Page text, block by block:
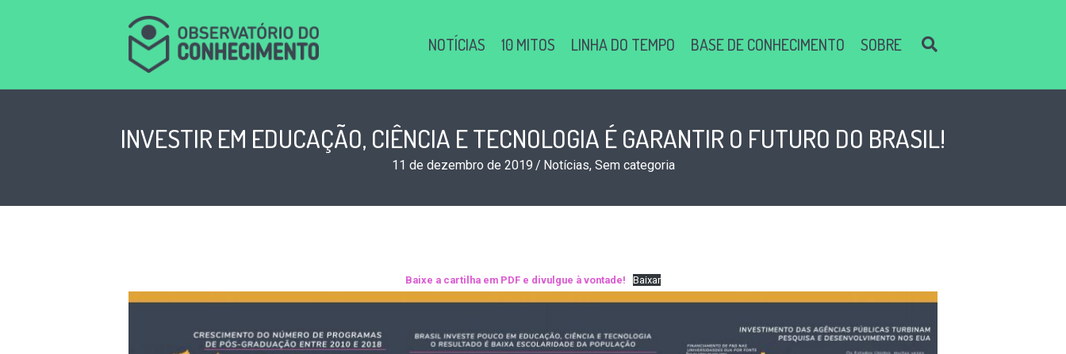
NOTÍCIAS 10 MITOS LINHA DO TEMPO BASE DE CONHECIMENTO SOBRE
INVESTIR EM EDUCAÇÃO, CIÊNCIA E TECNOLOGIA É GARANTIR O FUTURO DO BRASIL!
11 de dezembro de 2019 / Notícias, Sem categoria
Baixe a cartilha em PDF e divulgue à vontade! Baixar